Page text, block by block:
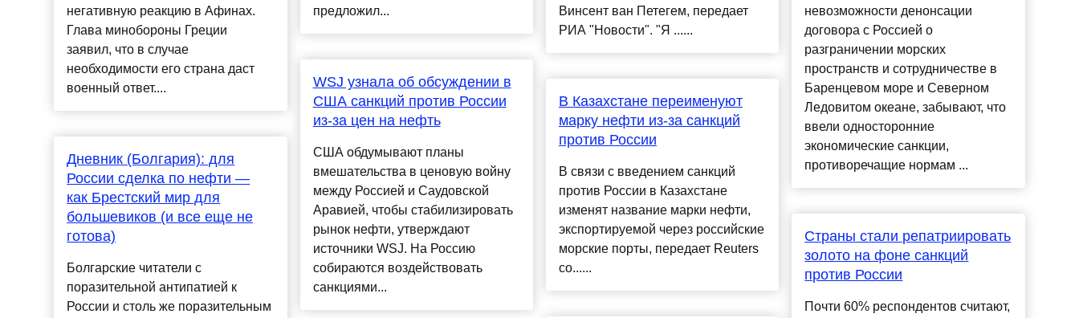
негативную реакцию в Афинах.
Глава минобороны Греции
заявил, что в случае
необходимости его страна даст
военный ответ....
Дневник (Болгария): для
России сделка по нефти —
как Брестский мир для
большевиков (и все еще не
готова)
Болгарские читатели с
поразительной антипатией к
России и столь же поразительным
предложил...
WSJ узнала об обсуждении в
США санкций против России
из-за цен на нефть
США обдумывают планы
вмешательства в ценовую войну
между Россией и Саудовской
Аравией, чтобы стабилизировать
рынок нефти, утверждают
источники WSJ. На Россию
собираются воздействовать
санкциями...
Винсент ван Петегем, передает
РИА "Новости". "Я ......
В Казахстане переименуют
марку нефти из-за санкций
против России
В связи с введением санкций
против России в Казахстане
изменят название марки нефти,
экспортируемой через российские
морские порты, передает Reuters
со......
невозможности денонсации
договора с Россией о
разграничении морских
пространств и сотрудничестве в
Баренцевом море и Северном
Ледовитом океане, забывают, что
ввели односторонние
экономические санкции,
противоречащие нормам ...
Страны стали репатриировать
золото на фоне санкций
против России
Почти 60% респондентов считают,